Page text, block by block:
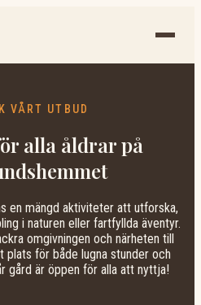
VÅRT UTBUD
alla åldrar på
en mängd aktiviteter att utforska,
i naturen eller fartfyllda äventyr.
omgivningen och närheten till
för både lugna stunder och
gård är öppen för alla att nyttja!